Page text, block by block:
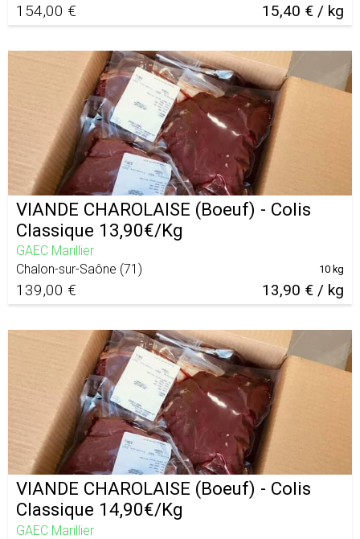
154,00 € 15,40 € / kg
VIANDE CHAROLAISE (Boeuf) - Colis
Classique 13,90€/Kg
GAEC Marillier
Chalon-sur-Saône (71 )
139,00 € 13,90 € / kg
10 kg
VIANDE CHAROLAISE (Boeuf) - Colis
Classique 14,90€/Kg
GAEC Marillier